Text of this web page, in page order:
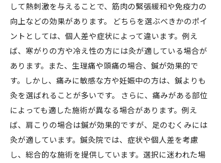
して熱刺激を与えることで、筋肉の緊張緩和や免疫力の
向上などの効果があります。 どちらを選ぶべきかのポイ
ントとしては、個人差や症状によって違います。例え
ば、寒がりの方や冷え性の方には灸が適している場合が
あります。また、生理痛や頭痛の場合、鍼が効果的で
す。しかし、痛みに敏感な方や妊娠中の方は、鍼よりも
灸を選ばれることが多いです。 さらに、痛みがある部位
によっても適した施術が異なる場合があります。例え
ば、肩こりの場合は鍼が効果的ですが、足のむくみには
灸が適しています。鍼灸院では、症状や個人差を考慮
し、総合的な施術を提供しています。選択に迷われた場